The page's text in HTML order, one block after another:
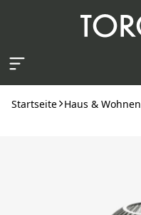
Startseite Haus & Wohnen